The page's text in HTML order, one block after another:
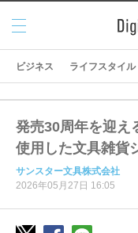
メニ
ュー
ビジネス ライフスタイル
発売30周年を迎え
使用した文具雑貨
サンスター文具株式会社
2026年05月27日 16:05